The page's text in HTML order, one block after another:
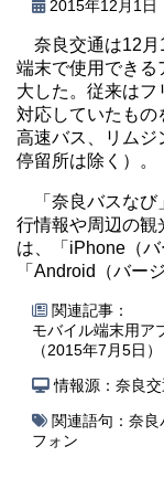
2015年12月1日
奈良交通は12
端末で使用できる
大した。従来はフ
対応していたもの
高速バス、リムジ
停留所は除く）。
「奈良バスな
行情報や周辺の観
は、「iPhone（
「Android（バー
関連記事：
モバイル端末用ア
（2015年7月5日）
情報源：奈良
関連語句： 奈良
フォン